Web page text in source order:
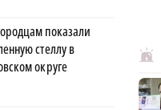
показали
стеллу в
округе